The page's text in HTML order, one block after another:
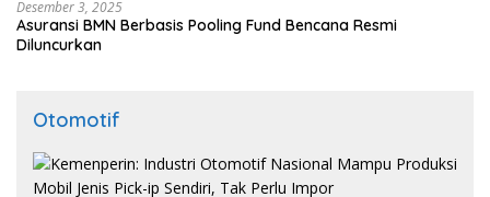
Desember 3, 2025
Asuransi BMN Berbasis Pooling Fund Bencana Resmi
Diluncurkan
Otomotif